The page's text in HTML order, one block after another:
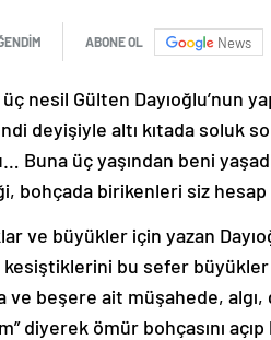
ABONE OL News
nesil Gülten Dayıoğlu’nun
deyişiyle altı kıtada soluk
Buna üç yaşından beni
bohçada birikenleri siz hesap
ve büyükler için yazan
bu sefer
ve beşere ait müşahede,
diyerek ömür bohçasını